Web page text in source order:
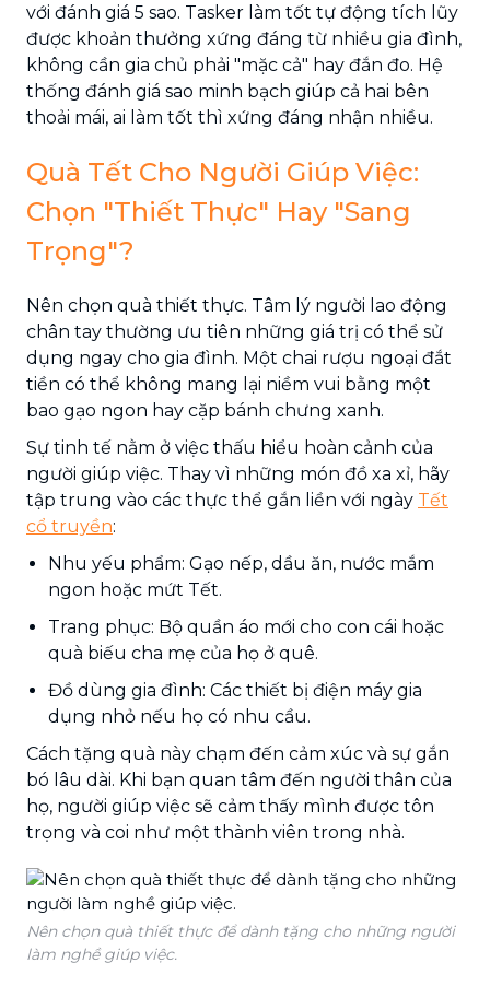
với đánh giá 5 sao. Tasker làm tốt tự động tích lũy
được khoản thưởng xứng đáng từ nhiều gia đình,
không cần gia chủ phải "mặc cả" hay đắn đo. Hệ
thống đánh giá sao minh bạch giúp cả hai bên
thoải mái, ai làm tốt thì xứng đáng nhận nhiều.
Quà Tết Cho Người Giúp Việc:
Chọn "Thiết Thực" Hay "Sang
Trọng"?
Nên chọn quà thiết thực. Tâm lý người lao động
chân tay thường ưu tiên những giá trị có thể sử
dụng ngay cho gia đình. Một chai rượu ngoại đắt
tiền có thể không mang lại niềm vui bằng một
bao gạo ngon hay cặp bánh chưng xanh.
Sự tinh tế nằm ở việc thấu hiểu hoàn cảnh của
người giúp việc. Thay vì những món đồ xa xỉ, hãy
tập trung vào các thực thể gắn liền với ngày Tết
cổ truyền:
Nhu yếu phẩm: Gạo nếp, dầu ăn, nước mắm
ngon hoặc mứt Tết.
Trang phục: Bộ quần áo mới cho con cái hoặc
quà biếu cha mẹ của họ ở quê.
Đồ dùng gia đình: Các thiết bị điện máy gia
dụng nhỏ nếu họ có nhu cầu.
Cách tặng quà này chạm đến cảm xúc và sự gắn
bó lâu dài. Khi bạn quan tâm đến người thân của
họ, người giúp việc sẽ cảm thấy mình được tôn
trọng và coi như một thành viên trong nhà.
Nên chọn quà thiết thực để dành tặng cho những người
làm nghề giúp việc.